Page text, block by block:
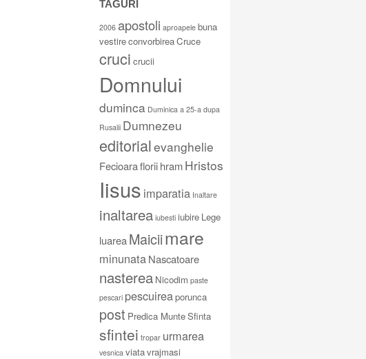
TAGURI
2006 apostoli aproapele buna
vestireconvorbireaCruce
cruci crucii
Domnului
duminca Duminica a 25-a dupa
Rusalii Dumnezeu
editorialevanghelie
FecioarafloriihramHristos
Iisus imparatia Inaltare
inaltarea iubesti iubire Lege
luareaMaiciimare
minunataNascatoare
nasterea Nicodim paste
pescari pescuireaporunca
post Predica MunteSfinta
sfintei tropar urmarea
vesnica viatavrajmasi